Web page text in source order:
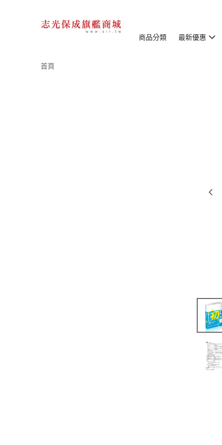
商品分類 最新優惠
首頁